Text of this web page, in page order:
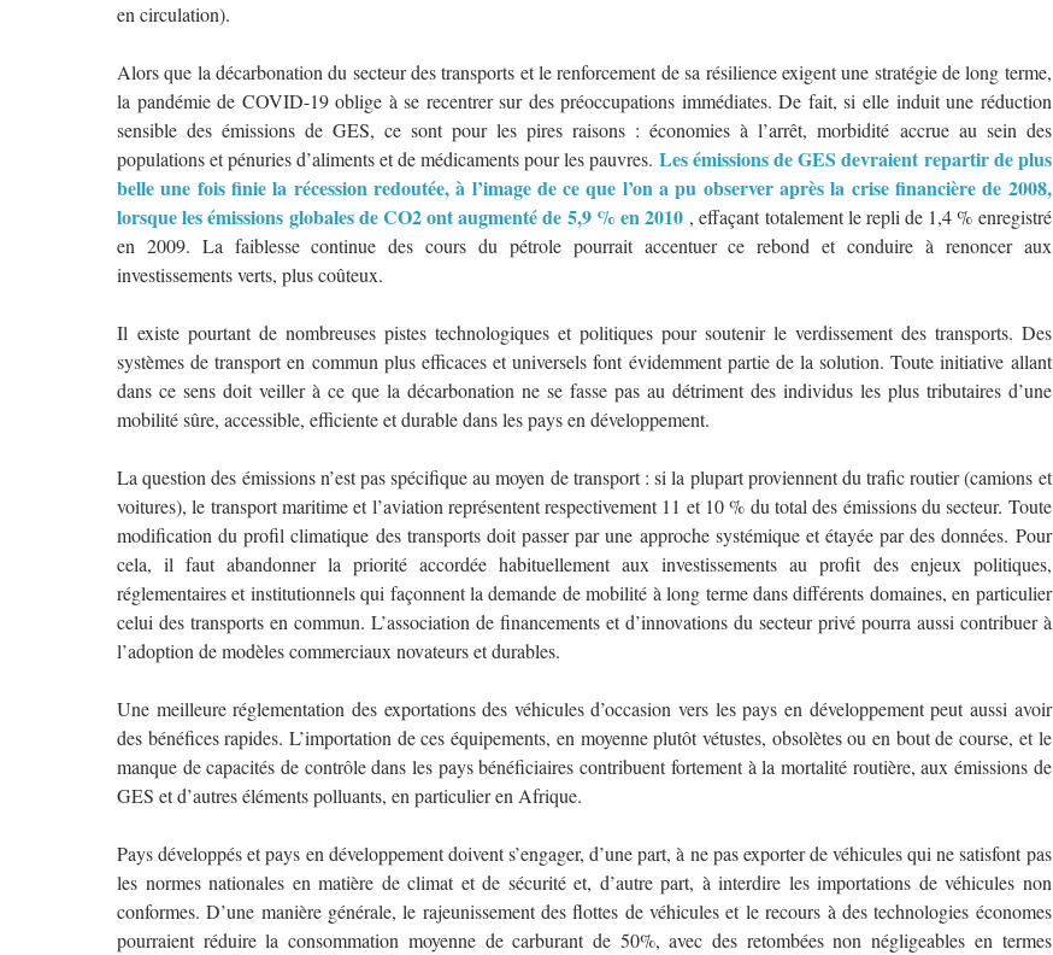
en circulation).
Alors que la décarbonation du secteur des transports et le renforcement de sa résilience exigent une stratégie de long terme,
la pandémie de COVID-19 oblige à se recentrer sur des préoccupations immédiates. De fait, si elle induit une réduction
sensible des émissions de GES, ce sont pour les pires raisons : économies à l’arrêt, morbidité accrue au sein des
populations et pénuries d’aliments et de médicaments pour les pauvres.Les émissions de GES devraient repartir de plus
belle une fois finie la récession redoutée, à l’image de ce que l’on a pu observer après la crise financière de 2008,
lorsque les émissions globales de CO2 ont augmenté de 5,9 % en 2010 , effaçant totalement le repli de 1,4 % enregistré
en 2009. La faiblesse continue des cours du pétrole pourrait accentuer ce rebond et conduire à renoncer aux
investissements verts, plus coûteux.
Il existe pourtant de nombreuses pistes technologiques et politiques pour soutenir le verdissement des transports. Des
systèmes de transport en commun plus efficaces et universels font évidemment partie de la solution. Toute initiative allant
dans ce sens doit veiller à ce que la décarbonation ne se fasse pas au détriment des individus les plus tributaires d’une
mobilité sûre, accessible, efficiente et durable dans les pays en développement.
La question des émissions n’est pas spécifique au moyen de transport : si la plupart proviennent du trafic routier (camions et
voitures), le transport maritime et l’aviation représentent respectivement 11 et 10 % du total des émissions du secteur. Toute
modification du profil climatique des transports doit passer par une approche systémique et étayée par des données. Pour
cela, il faut abandonner la priorité accordée habituellement aux investissements au profit des enjeux politiques,
réglementaires et institutionnels qui façonnent la demande de mobilité à long terme dans différents domaines, en particulier
celui des transports en commun. L’association de financements et d’innovations du secteur privé pourra aussi contribuer à
l’adoption de modèles commerciaux novateurs et durables.
Une meilleure réglementation des exportations des véhicules d’occasion vers les pays en développement peut aussi avoir
des bénéfices rapides. L’importation de ces équipements, en moyenne plutôt vétustes, obsolètes ou en bout de course, et le
manque de capacités de contrôle dans les pays bénéficiaires contribuent fortement à la mortalité routière, aux émissions de
GES et d’autres éléments polluants, en particulier en Afrique.
Pays développés et pays en développement doivent s’engager, d’une part, à ne pas exporter de véhicules qui ne satisfont pas
les normes nationales en matière de climat et de sécurité et, d’autre part, à interdire les importations de véhicules non
conformes. D’une manière générale, le rajeunissement des flottes de véhicules et le recours à des technologies économes
pourraient réduire la consommation moyenne de carburant de 50%, avec des retombées non négligeables en termes